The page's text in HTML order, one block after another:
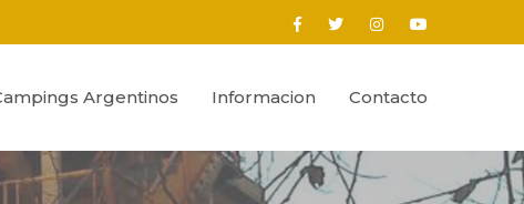
Argentinos Informacion Contacto